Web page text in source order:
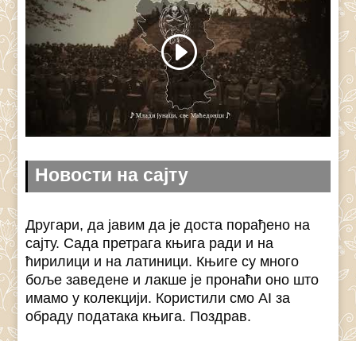
Новости на сајту
Другари, да јавим да је доста порађено на
сајту. Сада претрага књига ради и на
ћирилици и на латиници. Књиге су много
боље заведене и лакше је пронаћи оно што
имамо у колекцији. Користили смо AI за
обраду података књига. Поздрав.